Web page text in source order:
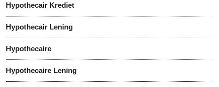
Hypothecair Krediet
Hypothecair Lening
Hypothecaire
Hypothecaire Lening